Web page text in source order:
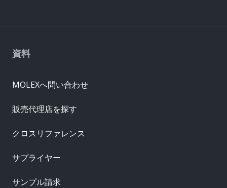
資料
MOLEXへ問い合わせ
販売代理店を探す
クロスリファレンス
サプライヤー
サンプル請求